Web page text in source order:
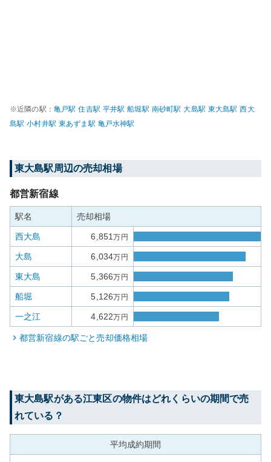
※近隣の駅： 亀戸駅 住吉駅 平井駅 船堀駅 南砂町駅 大島駅 東大島駅 西大
島駅 小村井駅 東あずま駅 亀戸水神駅
東大島駅周辺の売却相場
都営新宿線
駅名 売却相場
西大島 6,851万円
大島 6,034万円
東大島 5,366万円
船堀 5,126万円
一之江 4,622万円
都営新宿線の駅ごと売却価格相場
東大島駅がある江東区の物件はどれくらいの期間で売
れている？
平均成約期間